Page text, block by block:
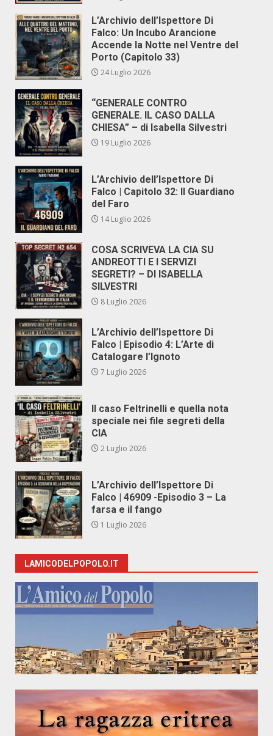
L’Archivio dell’Ispettore Di
Falco: Un Incubo Arancione
Accende la Notte nel Ventre del
Porto (Capitolo 33)
24 Luglio 2026
“GENERALE CONTRO
GENERALE. IL CASO DALLA
CHIESA” – di Isabella Silvestri
19 Luglio 2026
L’Archivio dell’Ispettore Di
Falco | Capitolo 32: Il Guardiano
del Faro
14 Luglio 2026
COSA SCRIVEVA LA CIA SU
ANDREOTTI E I SERVIZI
SEGRETI? – DI ISABELLA
SILVESTRI
8 Luglio 2026
L’Archivio dell’Ispettore Di
Falco | Episodio 4: L’Arte di
Catalogare l’Ignoto
7 Luglio 2026
Il caso Feltrinelli e quella nota
speciale nei file segreti della
CIA
2 Luglio 2026
L’Archivio dell’Ispettore Di
Falco | 46909 -Episodio 3 – La
farsa e il fango
1 Luglio 2026
LAMICODELPOPOLO.IT